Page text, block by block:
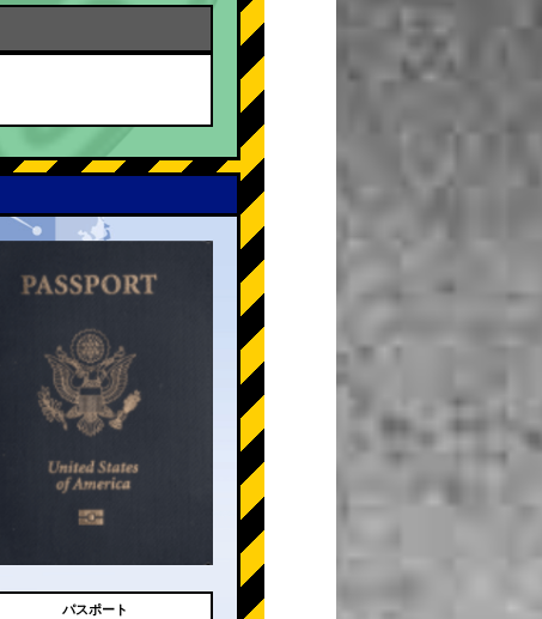
パスポート